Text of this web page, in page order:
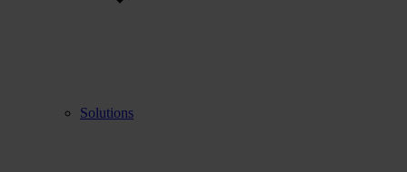
Solutions